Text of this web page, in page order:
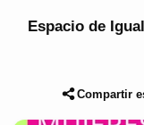
Espacio de
Compartir